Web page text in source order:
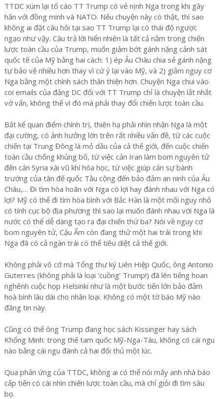
TTDC xúm lại tố cáo TT Trump có vẻ nịnh Nga trong khi gây
hấn với đồng minh và NATO. Nếu chuyện này có thật, thì sao
không ai đặt câu hỏi tại sao TT Trump lại có thái độ ngược
ngạo như vậy. Câu trả lời hiển nhiên là tất cả nằm trong chiến
lược toàn cầu của Trump, muốn giảm bớt gánh nặng cảnh sát
quốc tế của Mỹ bằng hai cách: 1) ép Âu Châu chia sẻ gánh nặng
tự bảo vệ nhiều hơn thay vì cứ ỷ lại vào Mỹ, và 2) giảm nguy cơ
Nga bằng một chính sách thân thiện hơn. Chuyện Nga chui vào
coi emails của đảng DC đối với TT Trump chỉ là chuyện lắt nhắt
vớ vẩn, không thể vì đó mà phải thay đổi chiến lược toàn cầu.
Bất kể quan điểm chính trị, thiên hạ phải nhìn nhận Nga là một
đại cường, có ảnh hưởng lớn trên rất nhiều vấn đề, từ các cuộc
chiến tại Trung Đông là mỏ dầu của cả thế giới, đến cuộc chiến
toàn cầu chống khủng bố, từ việc cản Iran làm bom nguyên tử
đến cản Syria xài vũ khí hóa học, từ việc giúp cản sự bành
trướng của tân đế quốc Tầu cộng đến bảo đảm an ninh của Âu
Châu,… Đi tìm hòa hoãn với Nga có lợi hay đánh nhau với Nga có
lợi? Mỹ có thể đi tìm hòa bình với Bắc Hàn là một mối nguy nhỏ
có tính cục bộ địa phương thì sao lại muốn đánh nhau với Nga là
nước có thể dễ dàng tạo ra đại chiến thứ ba? Nói về nguy cơ
bom nguyên tử, Cậu Ấm còn đang thử một hai trái trong khi
Nga đã có cả ngàn trái có thể tiêu diệt cả thế giới.
Không phải vô cớ mà Tổng thư ký Liên Hiệp Quốc, ông Antonio
Guterres (không phải là loại ‘cuồng’ Trump!) đã lên tiếng hoan
nghênh cuộc họp Helsinki như là một bước tiến lớn bảo đảm
hoà bình lâu dài cho nhân loại. Không có một tờ báo Mỹ nào
đăng tin này.
Cũng có thể ông Trump đang học sách Kissinger hay sách
Khổng Minh: trong thế tam quốc Mỹ-Nga-Tàu, không có cái ngu
nào bằng cái ngu đánh cả hai đối thủ một lúc.
Qua phản ứng của TTDC, không ai có thể nói mấy anh nhà báo
cấp tiến có cái nhìn chiến lược toàn cầu, mà chỉ giỏi đi tìm sâu
bọ.